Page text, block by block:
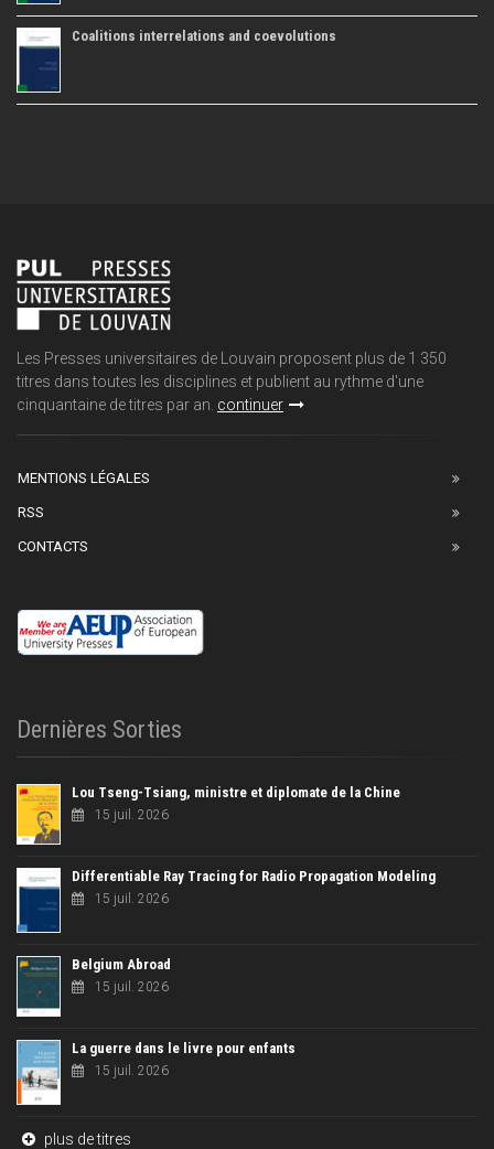
Coalitions interrelations and coevolutions
Les Presses universitaires de Louvain proposent plus de 1 350
titres dans toutes les disciplines et publient au rythme d'une
cinquantaine de titres par an. continuer
MENTIONS LÉGALES
RSS
CONTACTS
Dernières Sorties
Lou Tseng-Tsiang, ministre et diplomate de la Chine
15 juil. 2026
Differentiable Ray Tracing for Radio Propagation Modeling
15 juil. 2026
Belgium Abroad
15 juil. 2026
La guerre dans le livre pour enfants
15 juil. 2026
plus de titres